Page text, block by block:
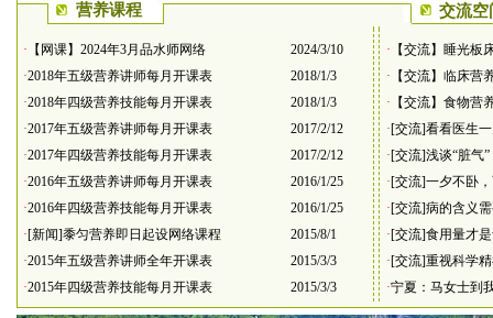
营养课程 交流空
· 【网课】2024年3月品水师网络
2024/3/10
·2018年五级营养讲师每月开课表
2018/1/3
·2018年四级营养技能每月开课表
2018/1/3
·2017年五级营养讲师每月开课表
2017/2/12
·2017年四级营养技能每月开课表
2017/2/12
·2016年五级营养讲师每月开课表
2016/1/25
·2016年四级营养技能每月开课表
2016/1/25
·[新闻]黍匀营养即日起设网络课程
2015/8/1
·2015年五级营养讲师全年开课表
2015/3/3
·2015年四级营养技能每月开课表 2015/3/3
· 【交流】睡光板
· 【交流】临床营
· 【交流】食物营
·[交流]看看医生
·[交流]浅谈“脏气
·[交流]一夕不卧
·[交流]病的含义
·[交流]食用量才
·[交流]重视科学
·宁夏：马女士到